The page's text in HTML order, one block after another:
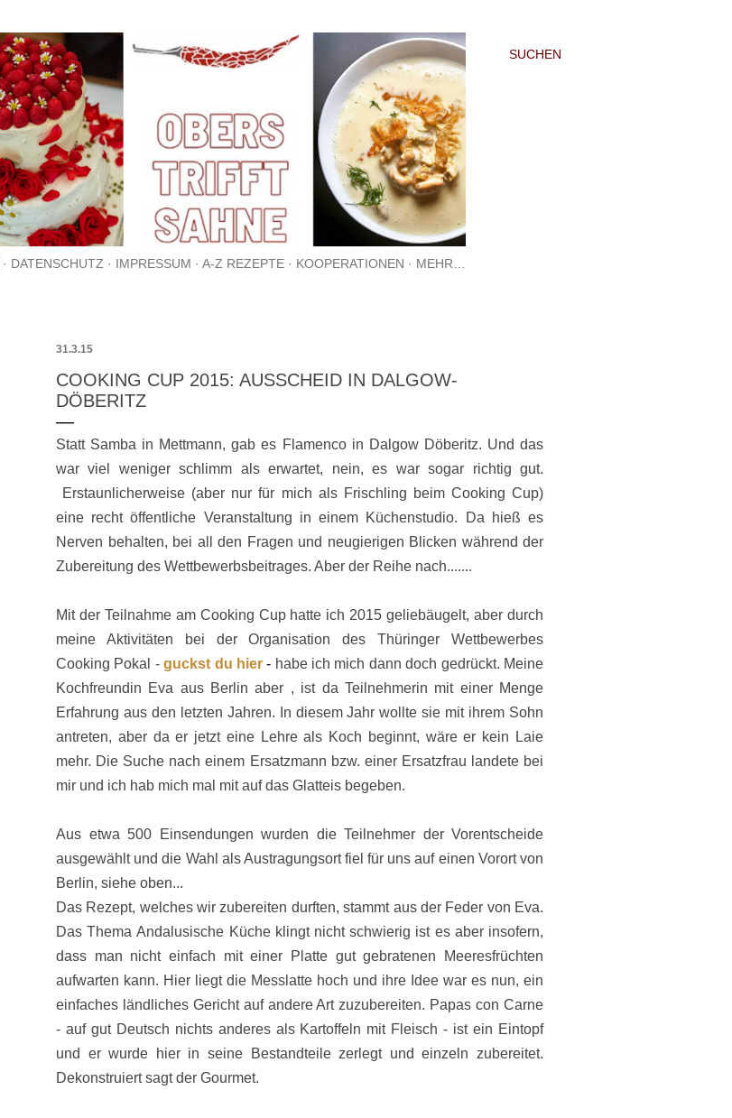
SUCHEN
DATENSCHUTZ IMPRESSUM A-Z REZEPTE KOOPERATIONEN MEHR…
31.3.15
COOKING CUP 2015: AUSSCHEID IN DALGOW-
DÖBERITZ
Statt Samba in Mettmann, gab es Flamenco in Dalgow Döberitz. Und das
war viel weniger schlimm als erwartet, nein, es war sogar richtig gut.
Erstaunlicherweise (aber nur für mich als Frischling beim Cooking Cup)
eine recht öffentliche Veranstaltung in einem Küchenstudio. Da hieß es
Nerven behalten, bei all den Fragen und neugierigen Blicken während der
Zubereitung des Wettbewerbsbeitrages. Aber der Reihe nach.......
Mit der Teilnahme am Cooking Cup hatte ich 2015 geliebäugelt, aber durch
meine Aktivitäten bei der Organisation des Thüringer Wettbewerbes
Cooking Pokal -guckst du hier- habe ich mich dann doch gedrückt. Meine
Kochfreundin Eva aus Berlin aber , ist da Teilnehmerin mit einer Menge
Erfahrung aus den letzten Jahren. In diesem Jahr wollte sie mit ihrem Sohn
antreten, aber da er jetzt eine Lehre als Koch beginnt, wäre er kein Laie
mehr. Die Suche nach einem Ersatzmann bzw. einer Ersatzfrau landete bei
mir und ich hab mich mal mit auf das Glatteis begeben.
Aus etwa 500 Einsendungen wurden die Teilnehmer der Vorentscheide
ausgewählt und die Wahl als Austragungsort fiel für uns auf einen Vorort von
Berlin, siehe oben...
Das Rezept, welches wir zubereiten durften, stammt aus der Feder von Eva.
Das Thema Andalusische Küche klingt nicht schwierig ist es aber insofern,
dass man nicht einfach mit einer Platte gut gebratenen Meeresfrüchten
aufwarten kann. Hier liegt die Messlatte hoch und ihre Idee war es nun, ein
einfaches ländliches Gericht auf andere Art zuzubereiten. Papas con Carne
- auf gut Deutsch nichts anderes als Kartoffeln mit Fleisch - ist ein Eintopf
und er wurde hier in seine Bestandteile zerlegt und einzeln zubereitet.
Dekonstruiert sagt der Gourmet.